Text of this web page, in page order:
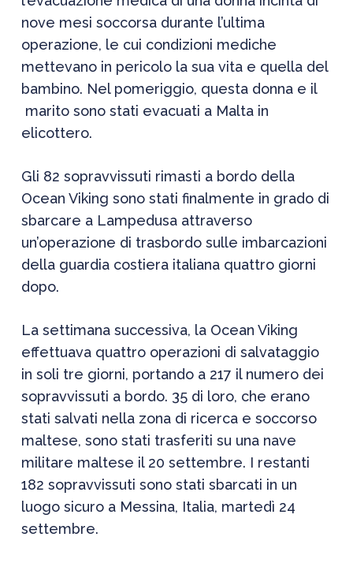
nove mesi soccorsa durante l’ultima
operazione, le cui condizioni mediche
mettevano in pericolo la sua vita e quella del
bambino. Nel pomeriggio, questa donna e il
marito sono stati evacuati a Malta in
elicottero.
Gli 82 sopravvissuti rimasti a bordo della
Ocean Viking sono stati finalmente in grado di
sbarcare a Lampedusa attraverso
un’operazione di trasbordo sulle imbarcazioni
della guardia costiera italiana quattro giorni
dopo.
La settimana successiva, la Ocean Viking
effettuava quattro operazioni di salvataggio
in soli tre giorni, portando a 217 il numero dei
sopravvissuti a bordo. 35 di loro, che erano
stati salvati nella zona di ricerca e soccorso
maltese, sono stati trasferiti su una nave
militare maltese il 20 settembre. I restanti
182 sopravvissuti sono stati sbarcati in un
luogo sicuro a Messina, Italia, martedì 24
settembre.